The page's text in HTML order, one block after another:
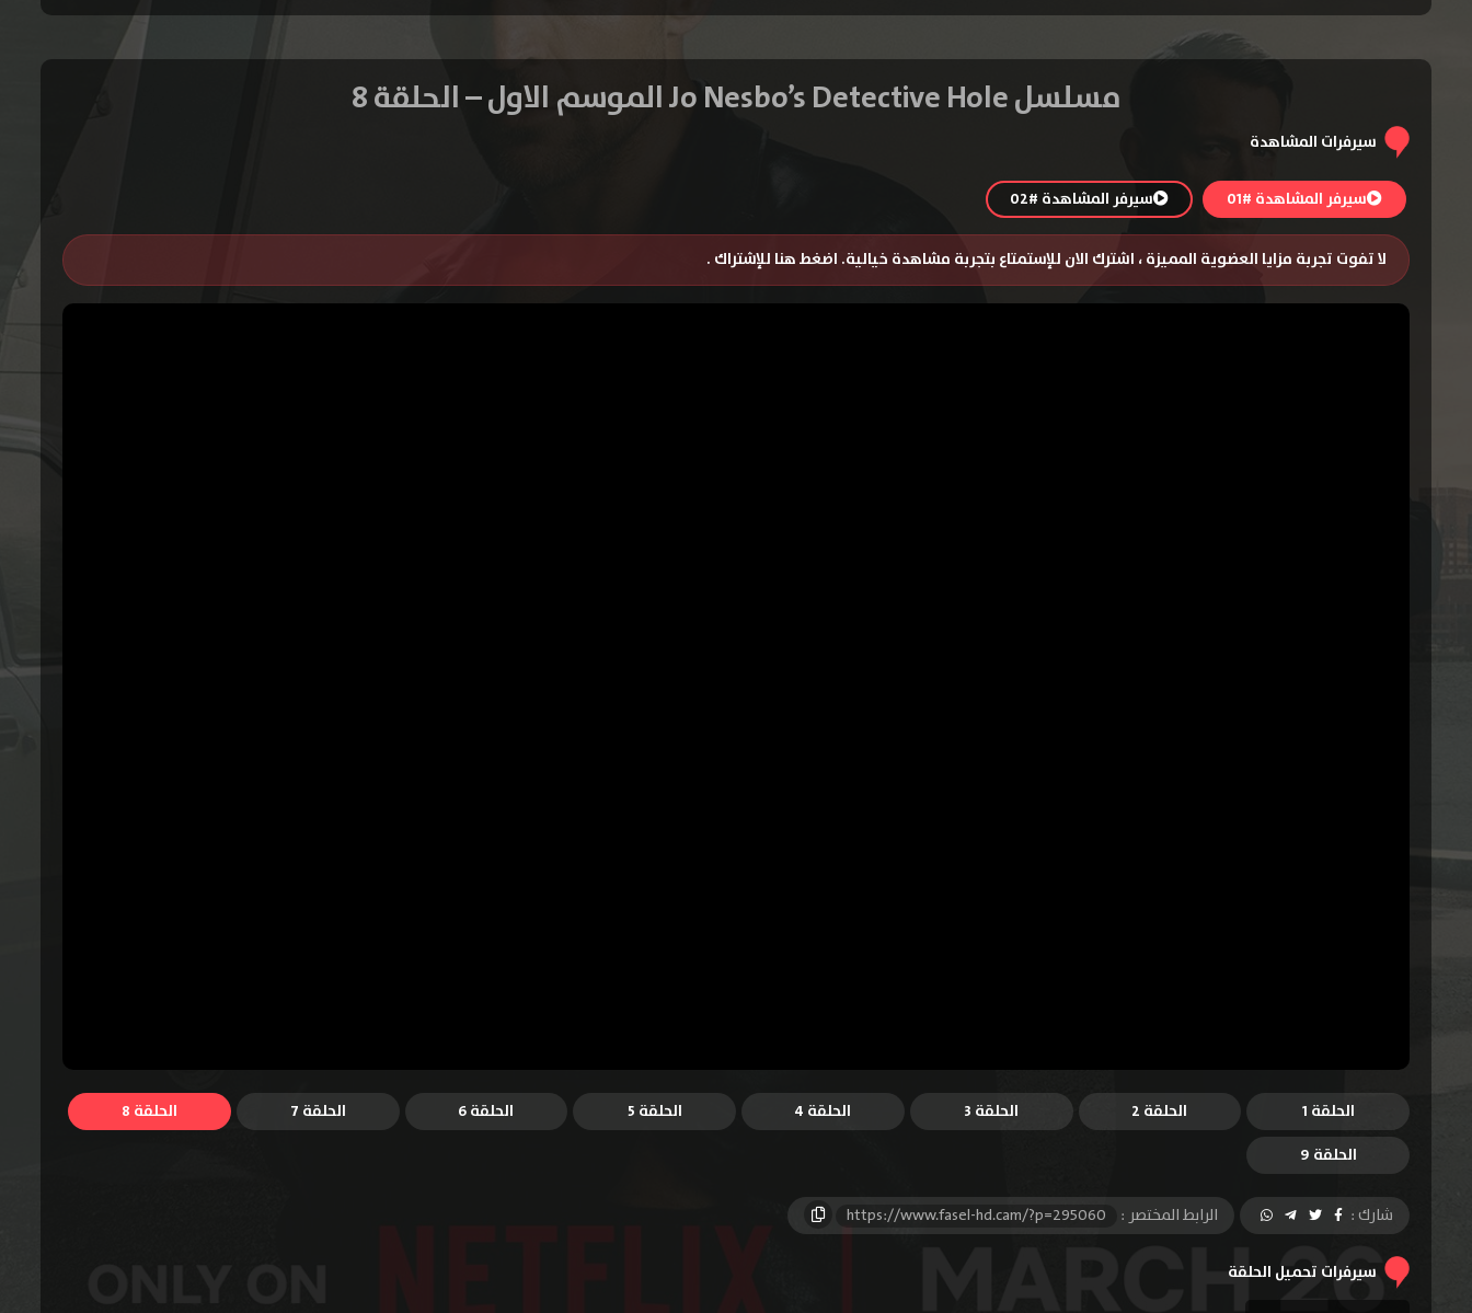
مسلسل Jo Nesbo’s Detective Hole الموسم الاول – الحلقة 8
سيرفرات المشاهدة
سيرفر المشاهدة #01 سيرفر المشاهدة #02
لا تفوت تجربة مزايا العضوية المميزة ، اشترك الان للإستمتاع بتجربة مشاهدة خيالية. اضغط هنا للإشتراك .
الحلقة 1 الحلقة 2 الحلقة 3 الحلقة 4 الحلقة 5 الحلقة 6 الحلقة 7
الحلقة 8
الحلقة 9
شارك : الرابط المختصر : https://www.fasel-hd.cam/?p=295060
سيرفرات تحميل الحلقة